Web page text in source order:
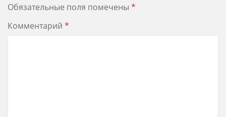
Обязательные поля помечены *
Комментарий *